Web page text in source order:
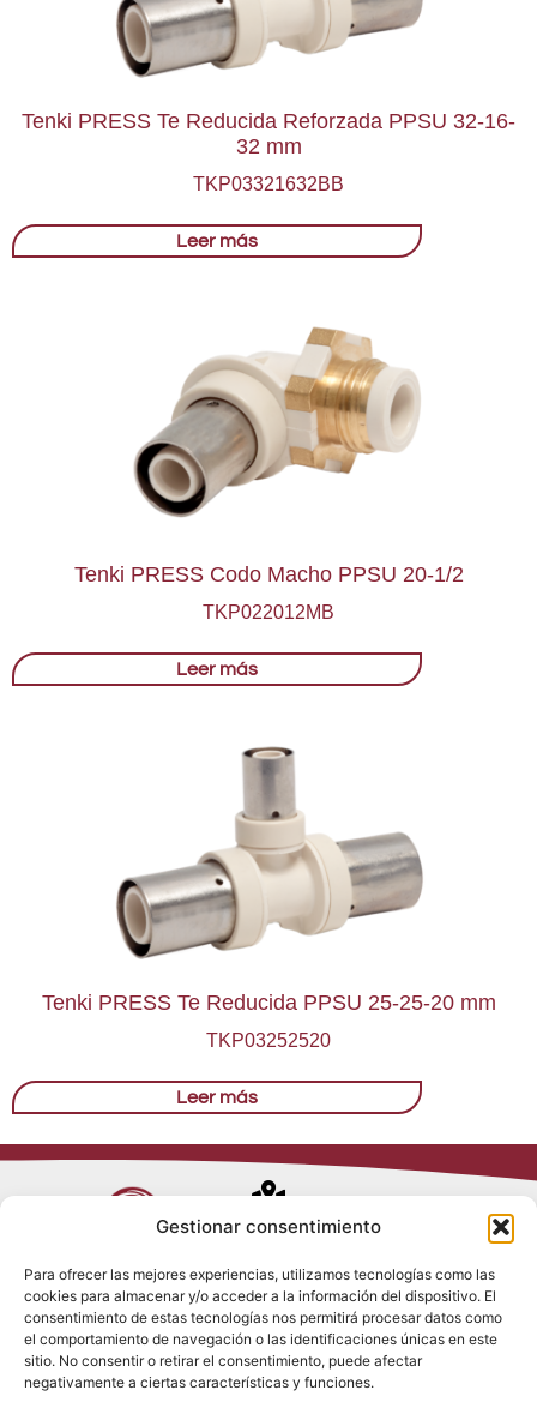
Gestionar consentimiento
Para ofrecer las mejores experiencias, utilizamos tecnologías como las
cookies para almacenar y/o acceder a la información del dispositivo. El
consentimiento de estas tecnologías nos permitirá procesar datos como
el comportamiento de navegación o las identificaciones únicas en este
sitio. No consentir o retirar el consentimiento, puede afectar
negativamente a ciertas características y funciones.
Tenki PRESS Te Reducida Reforzada PPSU 32-16-
32 mm
TKP03321632BB
Leer más
Tenki PRESS Codo Macho PPSU 20-1/2
TKP022012MB
Leer más
Tenki PRESS Te Reducida PPSU 25-25-20 mm
TKP03252520
Leer más
Avenida de
28017 Madrid
(España)
(+34) 910 917
Política de
Privacidad
Política de
Cookies